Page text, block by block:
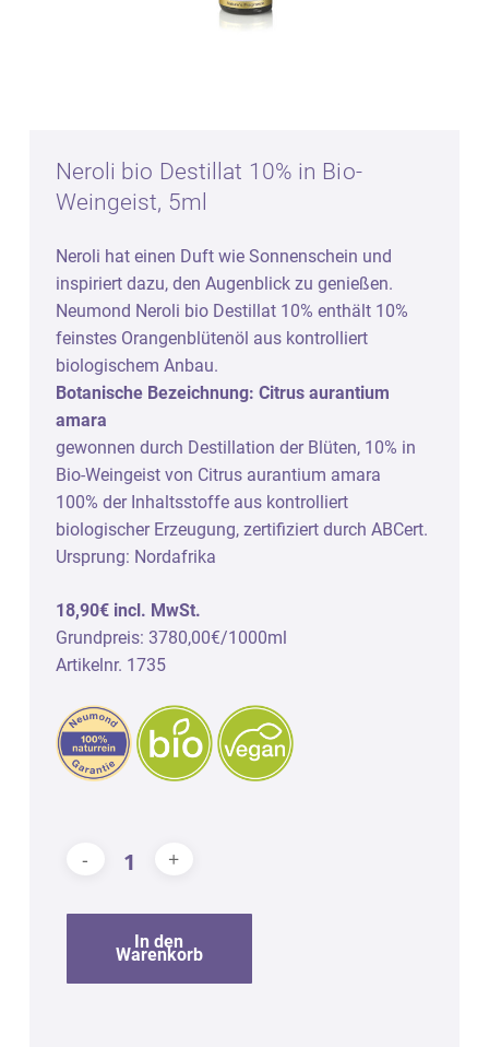
Neroli bio Destillat 10% in Bio-
Weingeist, 5ml
Neroli hat einen Duft wie Sonnenschein und
inspiriert dazu, den Augenblick zu genießen.
Neumond Neroli bio Destillat 10% enthält 10%
feinstes Orangenblütenöl aus kontrolliert
biologischem Anbau.
Botanische Bezeichnung: Citrus aurantium
amara
gewonnen durch Destillation der Blüten, 10% in
Bio-Weingeist von Citrus aurantium amara
100% der Inhaltsstoffe aus kontrolliert
biologischer Erzeugung, zertifiziert durch ABCert.
Ursprung: Nordafrika
18,90€ incl. MwSt.
Grundpreis: 3780,00€/1000ml
Artikelnr. 1735
In den
Warenkorb